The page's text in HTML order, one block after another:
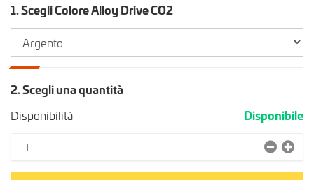
1. Scegli Colore Alloy Drive CO2
2. Scegli una quantità
Disponibilità
Disponibile